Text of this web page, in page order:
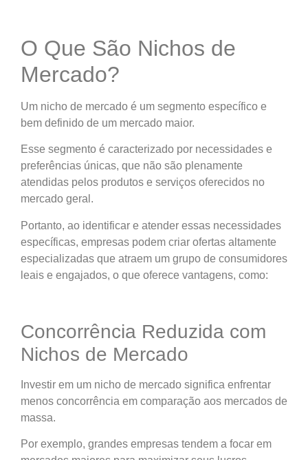
O Que São Nichos de
Mercado?
Um nicho de mercado é um segmento específico e
bem definido de um mercado maior.
Esse segmento é caracterizado por necessidades e
preferências únicas, que não são plenamente
atendidas pelos produtos e serviços oferecidos no
mercado geral.
Portanto, ao identificar e atender essas necessidades
específicas, empresas podem criar ofertas altamente
especializadas que atraem um grupo de consumidores
leais e engajados, o que oferece vantagens, como:
Concorrência Reduzida com
Nichos de Mercado
Investir em um nicho de mercado significa enfrentar
menos concorrência em comparação aos mercados de
massa.
Por exemplo, grandes empresas tendem a focar em